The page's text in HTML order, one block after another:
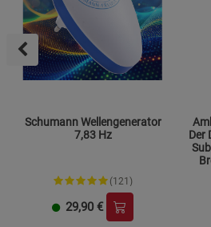
Schumann Wellengenerator
7,83 Hz
(121)
29,90 €
Der